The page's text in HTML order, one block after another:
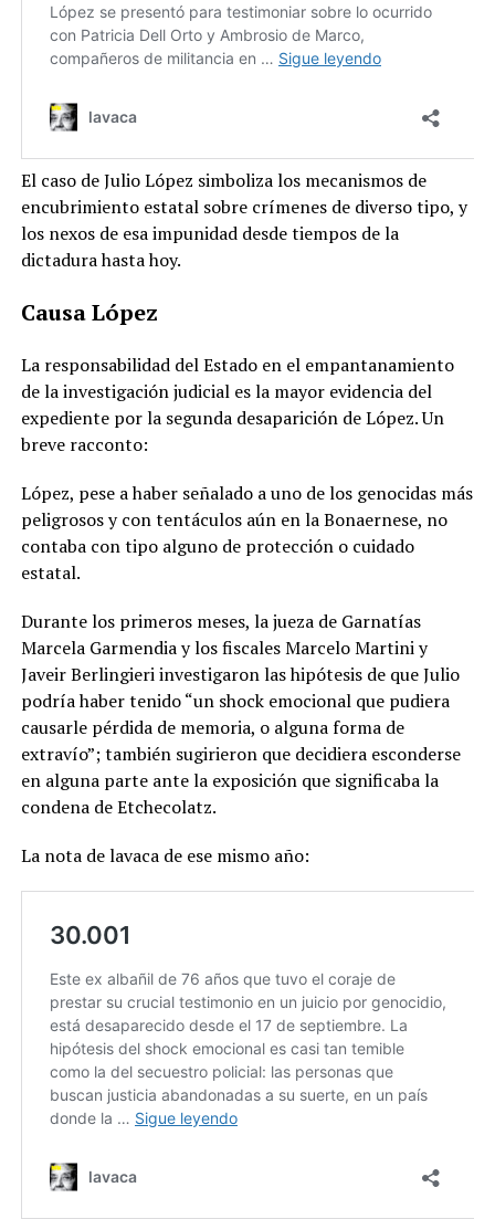
El caso de Julio López simboliza los mecanismos de
encubrimiento estatal sobre crímenes de diverso tipo, y
los nexos de esa impunidad desde tiempos de la
dictadura hasta hoy.
Causa López
La responsabilidad del Estado en el empantanamiento
de la investigación judicial es la mayor evidencia del
expediente por la segunda desaparición de López. Un
breve racconto:
López, pese a haber señalado a uno de los genocidas más
peligrosos y con tentáculos aún en la Bonaernese, no
contaba con tipo alguno de protección o cuidado
estatal.
Durante los primeros meses, la jueza de Garnatías
Marcela Garmendia y los fiscales Marcelo Martini y
Javeir Berlingieri investigaron las hipótesis de que Julio
podría haber tenido “un shock emocional que pudiera
causarle pérdida de memoria, o alguna forma de
extravío”; también sugirieron que decidiera esconderse
en alguna parte ante la exposición que significaba la
condena de Etchecolatz.
La nota de lavaca de ese mismo año: